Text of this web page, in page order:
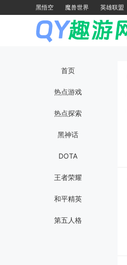
黑悟空 魔兽世界 英雄联盟
首页
热点游戏
热点探索
黑神话
DOTA
王者荣耀
和平精英
第五人格